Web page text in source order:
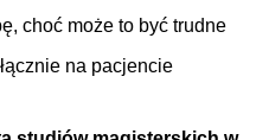
choć może to być trudne
na pacjencie